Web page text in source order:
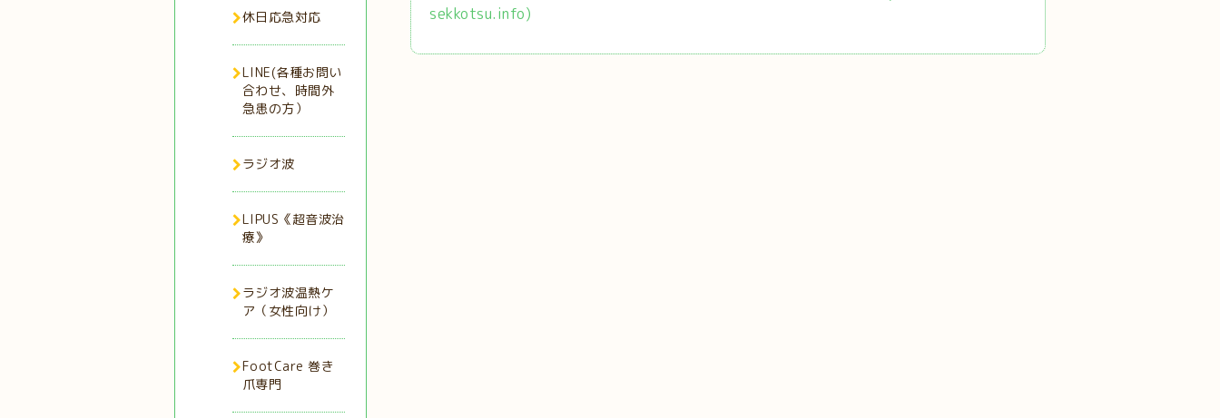
sekkotsu.info)
休日応急対応
LINE(各種お問い
合わせ、時間外
急患の方）
ラジオ波
LIPUS《超音波治
療》
ラジオ波温熱ケ
ア（女性向け）
FootCare 巻き
爪専門